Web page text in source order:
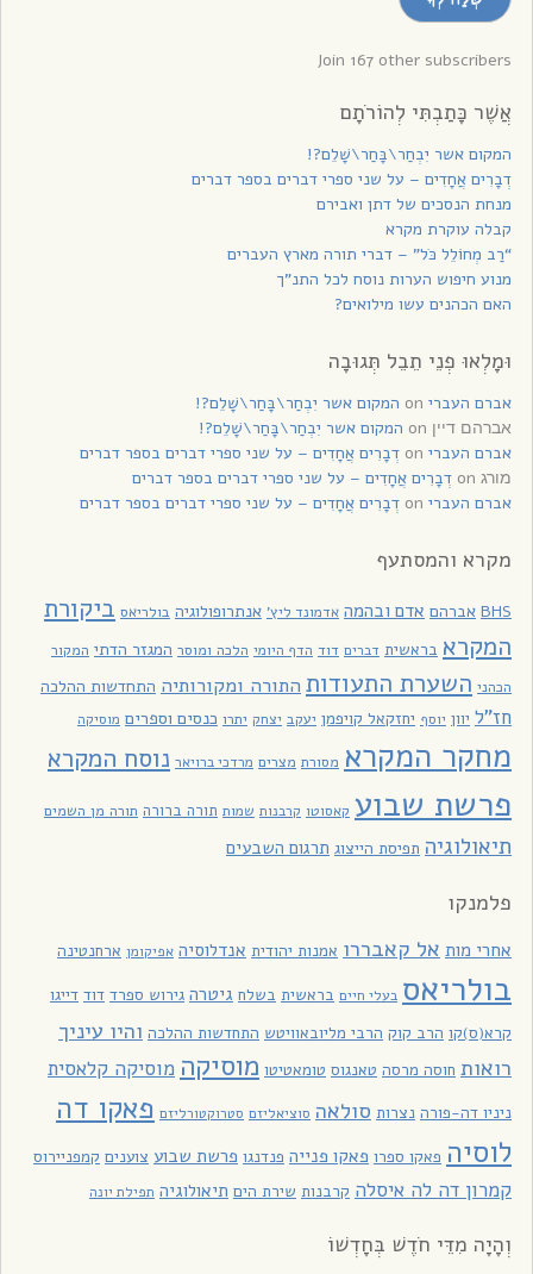
עדכונים
Join 167 other subscribers
אֲשֶׁר כָּתַבְתִּי לְהוֹרֹתָם
המקום אשר יִבְחַר\בָּחַר\שָׁלֵם?!
דְבָרִים אֲחָדִים – על שני ספרי דברים בספר דברים
מנחת הנסכים של דתן ואבירם
קבלה עוקרת מקרא
“רַב מְחוֹלֵל כֹּל” – דברי תורה מארץ העברים
מנוע חיפוש הערות נוסח לכל התנ”ך
האם הכהנים עשו מילואים?
וּמָלְאוּ פְנֵי תֵבֵל תְּגוּבָה
אברם העברי המקום אשר יִבְחַר\בָּחַר\שָׁלֵם?!
אברהם דיין
המקום אשר יִבְחַר\בָּחַר\שָׁלֵם?!
אברם העברי
דְבָרִים אֲחָדִים – על שני ספרי דברים בספר דברים
מורג
דְבָרִים אֲחָדִים – על שני ספרי דברים בספר דברים
אברם העברי
דְבָרִים אֲחָדִים – על שני ספרי דברים בספר דברים
מקרא והמסתעף
BHS אברהם אדם ובהמה אדמונד ליץ' אנתרופולוגיה בולריאס ביקורת
המקרא בראשית דברים דוד הדף היומי הלכה ומוסר המגזר הדתי המקור
הכהני השערת התעודות התורה ומקורותיה התחדשות ההלכה
חז"ל יוון יוסף יחזקאל קויפמן יעקב יצחק יתרו כנסים וספרים מוסיקה
מחקר המקרא מסורת מצרים מרדכי ברויאר נוסח המקרא
פרשת שבוע קאסוטו קרבנות שמות תורה ברורה תורה מן השמים
תיאולוגיה תפיסת הייצוג תרגום השבעים
פלמנקו
אחרי מות אל קאבררו אמנות יהודית אנדלוסיה אפיקומן ארחנטינה
בולריאס בעלי חיים בראשית בשלח גיטרה גירוש ספרד דוד דייגו
קרא(ס)קו הרב קוק הרבי מליובאוויטש התחדשות ההלכה והיו עיניך
רואות חוסה מרסה טאנגוס טומאטיטו מוסיקה מוסיקה קלאסית
ניניו דה-פורה נצרות סולאה סוציאליזם סטרוקטורליזם פאקו דה
לוסיה פאקו ספרו פאקו פנייה פנדנגו פרשת שבוע צוענים קמפניירוס
קמרון דה לה איסלה קרבנות שירת הים תיאולוגיה תפילת יונה
וְהָיָה מִדֵּי חֹדֶשׁ בְּחָדְשׁוֹ